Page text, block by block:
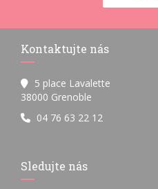
Kontaktujte nás
5 place Lavalette
38000 Grenoble
04 76 63 22 12
Sledujte nás